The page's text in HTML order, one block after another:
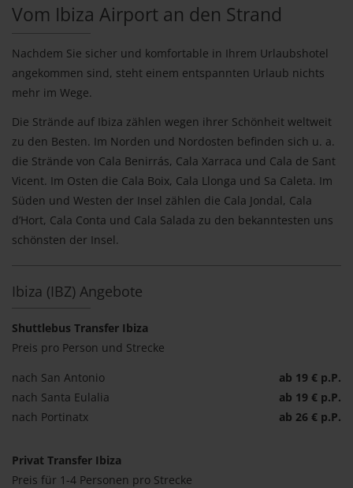
Vom Ibiza Airport an den Strand
Nachdem Sie sicher und komfortable in Ihrem Urlaubshotel
angekommen sind, steht einem entspannten Urlaub nichts
mehr im Wege.
Die Strände auf Ibiza zählen wegen ihrer Schönheit weltweit
zu den Besten. Im Norden und Nordosten befinden sich u. a.
die Strände von Cala Benirrás, Cala Xarraca und Cala de Sant
Vicent. Im Osten die Cala Boix, Cala Llonga und Sa Caleta. Im
Süden und Westen der Insel zählen die Cala Jondal, Cala
d’Hort, Cala Conta und Cala Salada zu den bekanntesten uns
schönsten der Insel.
Ibiza (IBZ) Angebote
Shuttlebus Transfer Ibiza
Preis pro Person und Strecke
nach San Antonio
ab 19 € p.P.
nach Santa Eulalia
ab 19 € p.P.
nach Portinatx
ab 26 € p.P.
Privat Transfer Ibiza
Preis für 1-4 Personen pro Strecke